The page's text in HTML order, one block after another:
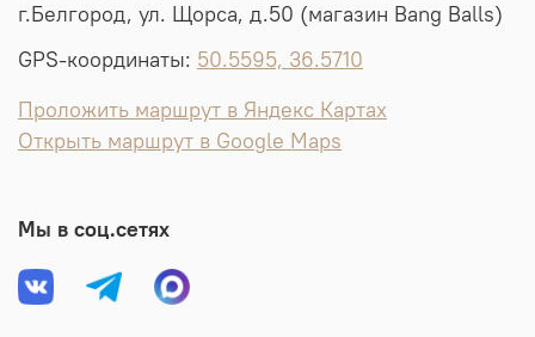
г.Белгород, ул. Щорса, д.50 (магазин Bang Balls)
GPS-координаты: 50.5595, 36.5710
Проложить маршрут в Яндекс Картах
Открыть маршрут в Google Maps
Мы в соц.сетях